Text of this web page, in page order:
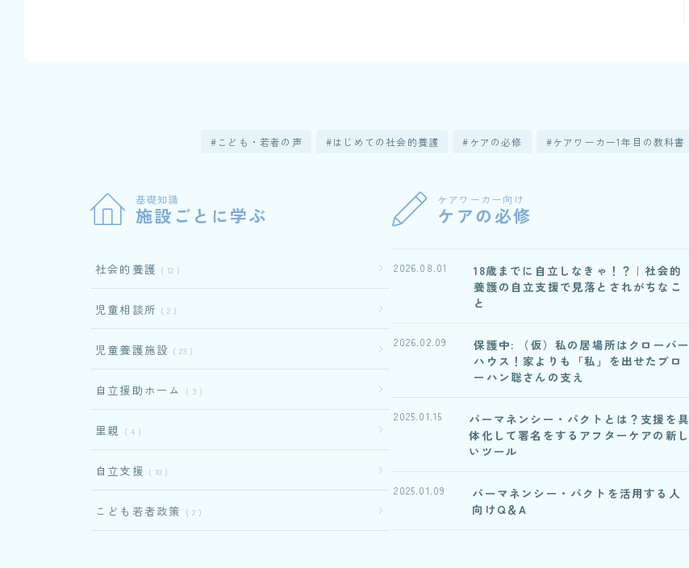
こども・若者の声 はじめての社会的養護 ケアの必修 ケアワーカー1年目の教科書
基礎知識
施設ごとに学ぶ
社会的養護 12
児童相談所 2
児童養護施設 23
自立援助ホーム 3
里親 4
自立支援 10
こども若者政策 2
ケアワーカー向け
ケアの必修
18歳までに自立しなきゃ！？｜社会的
養護の自立支援で見落とされがちなこ
と
2026.08.01
保護中: （仮）私の居場所はクローバー
ハウス！家よりも「私」を出せたブロ
ーハン聡さんの支え
2026.02.09
パーマネンシー・パクトとは？支援を具
体化して署名をするアフターケアの新し
いツール
2025.01.15
パーマネンシー・パクトを活用する人
向けQ＆A
2025.01.09